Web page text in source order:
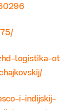
logistika-ot
i-indijskij-